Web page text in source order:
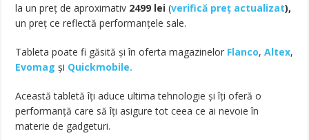
la un preţ de aproximativ 2499 lei (verifică preț actualizat),
un preț ce reflectă performanțele sale.
Tableta poate fi găsită și în oferta magazinelor Flanco,Altex,
Evomag și Quickmobile.
Această tabletă îţi aduce ultima tehnologie şi îţi oferă o
performanţă care să îţi asigure tot ceea ce ai nevoie în
materie de gadgeturi.